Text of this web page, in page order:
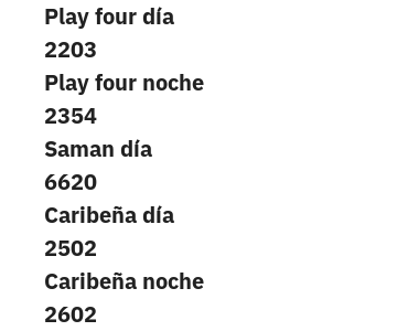
Play four día
2203
Play four noche
2354
Saman día
6620
Caribeña día
2502
Caribeña noche
2602